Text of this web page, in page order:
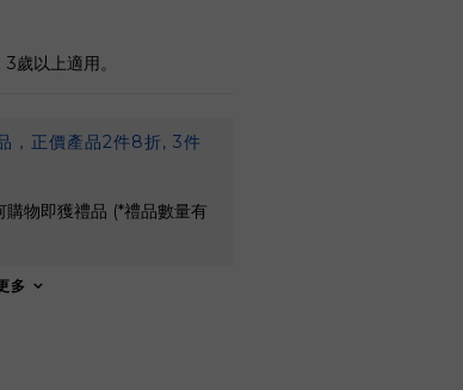
歲以上適用。
，正價產品2件8折, 3件
購物即獲禮品 (*禮品數量有
多